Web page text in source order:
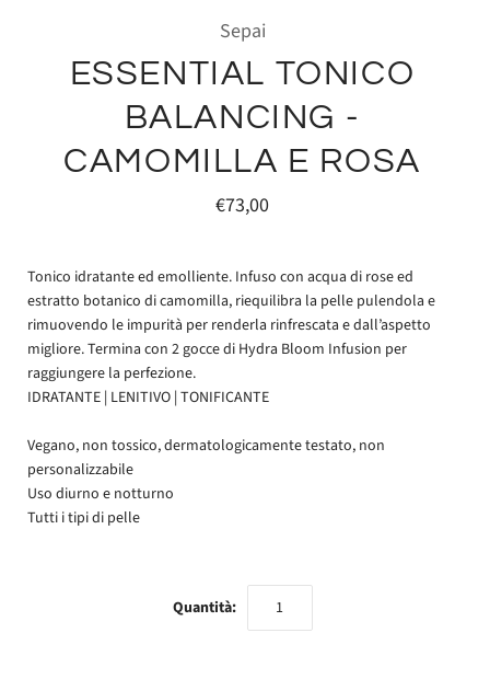
Sepai
ESSENTIAL TONICO
BALANCING -
CAMOMILLA E ROSA
€73,00
Tonico idratante ed emolliente. Infuso con acqua di rose ed
estratto botanico di camomilla, riequilibra la pelle pulendola e
rimuovendo le impurità per renderla rinfrescata e dall’aspetto
migliore. Termina con 2 gocce di Hydra Bloom Infusion per
raggiungere la perfezione.
IDRATANTE | LENITIVO | TONIFICANTE
Vegano, non tossico, dermatologicamente testato, non
personalizzabile
Uso diurno e notturno
Tutti i tipi di pelle
Quantità: